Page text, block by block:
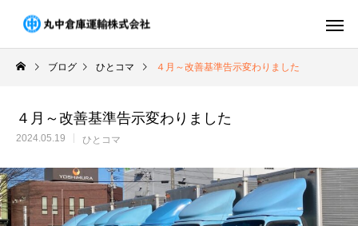
ブログ ひとコマ ４月～改善基準告示変わりました
４月～改善基準告示変わりました
2024.05.19 ひとコマ